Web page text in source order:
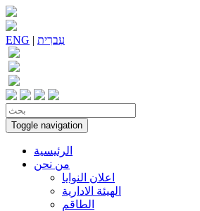
ENG | עִברִית
Toggle navigation
الرئيسية
من نحن
اعلان النوايا
الهيئة الادارية
الطاقم